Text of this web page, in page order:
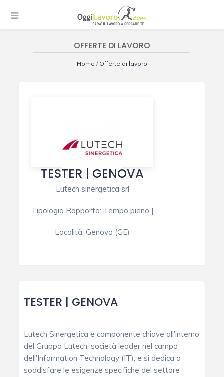
OFFERTE DI LAVORO
Home / Offerte di lavoro
TESTER | GENOVA
Lutech sinergetica srl
Tipologia Rapporto: Tempo pieno |
Località: Genova (GE)
TESTER | GENOVA
Lutech Sinergetica è componente chiave all'interno
del Gruppo Lutech, società leader nel campo
dell'Information Technology (IT), e si dedica a
soddisfare le esigenze specifiche del settore